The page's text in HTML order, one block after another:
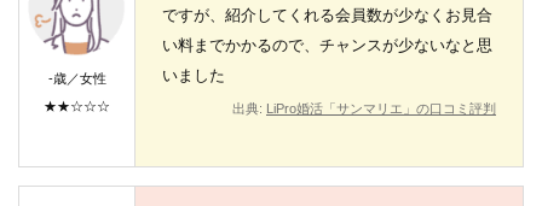
-歳／女性
★★☆☆☆
ですが、紹介してくれる会員数が少なくお見合
い料までかかるので、チャンスが少ないなと思
いました
出典: LiPro婚活「サンマリエ」の口コミ評判